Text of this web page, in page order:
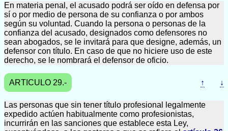
En materia penal, el acusado podrá ser oído en defensa por
sí o por medio de persona de su confianza o por ambos
según su voluntad. Cuando la persona o personas de la
confianza del acusado, designados como defensores no
sean abogados, se le invitará para que designe, además, un
defensor con título. En caso de que no hiciere uso de este
derecho, se le nombrará el defensor de oficio.
ARTICULO 29.- ↑ ↓
Las personas que sin tener título profesional legalmente
expedido actúen habitualmente como profesionistas,
incurrirán en las sanciones que establece esta Ley,